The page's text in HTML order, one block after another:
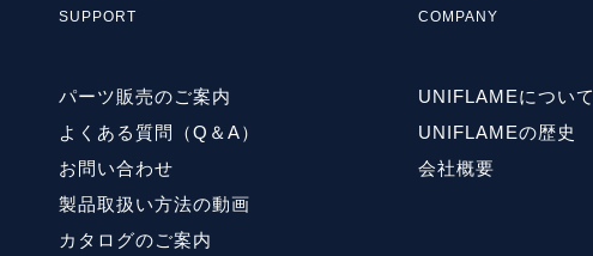
SUPPORT
パーツ販売のご案内
よくある質問（Q＆A）
お問い合わせ
製品取扱い方法の動画
カタログのご案内
COMPANY
UNIFLAMEについて
UNIFLAMEの歴史
会社概要